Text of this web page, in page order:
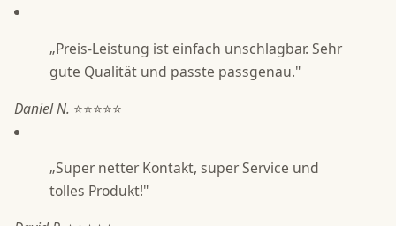
„Preis-Leistung ist einfach unschlagbar. Sehr
gute Qualität und passte passgenau."
Daniel N. ⭐⭐⭐⭐⭐
„Super netter Kontakt, super Service und
tolles Produkt!"